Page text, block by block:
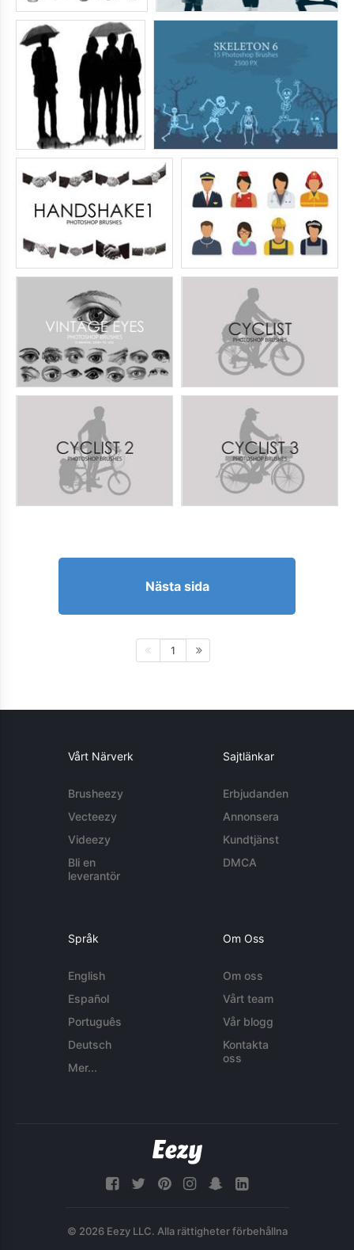
Nästa sida
1
Vårt Närverk
Brusheezy
Vecteezy
Videezy
Bli en
leverantör
Sajtlänkar
Erbjudanden
Annonsera
Kundtjänst
DMCA
Språk
English
Español
Português
Deutsch
Mer...
Om Oss
Om oss
Vårt team
Vår blogg
Kontakta
oss
© 2026 Eezy LLC. Alla rättigheter förbehållna